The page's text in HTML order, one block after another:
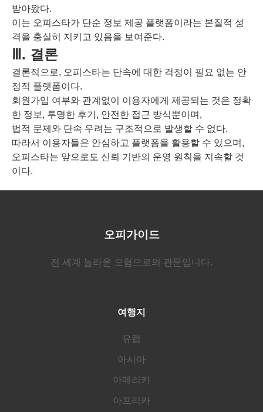
받아왔다.
이는 오피스타가 단순 정보 제공 플랫폼이라는 본질적 성
격을 충실히 지키고 있음을 보여준다.
Ⅲ. 결론
결론적으로, 오피스타는 단속에 대한 걱정이 필요 없는 안
정적 플랫폼이다.
회원가입 여부와 관계없이 이용자에게 제공되는 것은 정확
한 정보, 투명한 후기, 안전한 접근 방식뿐이며,
법적 문제와 단속 우려는 구조적으로 발생할 수 없다.
따라서 이용자들은 안심하고 플랫폼을 활용할 수 있으며,
오피스타는 앞으로도 신뢰 기반의 운영 원칙을 지속할 것
이다.
오피가이드
전 세계 놀라운 모험으로의 관문입니다.
여행지
유럽
아시아
아메리카
아프리카